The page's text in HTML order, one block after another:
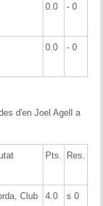
0.0 - 0
0.0 - 0
d'en Joel Agell a
Pts. Res.
Club
4.0 s 0